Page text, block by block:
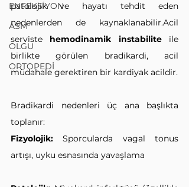
ENFEKSİYON
ASM
OLGU
ORTOPEDİ
patolojik ve hayatı tehdit eden
nedenlerden de kaynaklanabilir.Acil
serviste hemodinamik instabilite ile
birlikte görülen bradikardi, acil
müdahale gerektiren bir kardiyak acildir.
Bradikardi nedenleri üç ana başlıkta
toplanır:
Fizyolojik: Sporcularda vagal tonus
artışı, uyku esnasında yavaşlama